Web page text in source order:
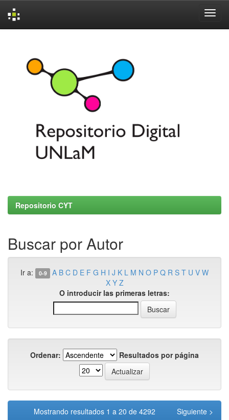
Repositorio CYT
Buscar por Autor
Ir a: 0-9 A B C D E F G H I J K L M N O P Q R S T U V W
X Y Z
O introducir las primeras letras:
Ordenar: Resultados por página
Mostrando resultados 1 a 20 de 4292 Siguiente >